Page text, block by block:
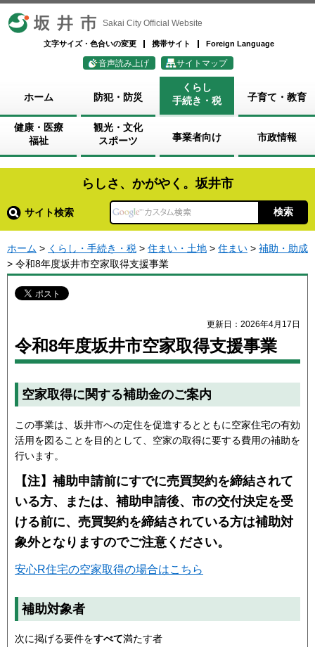
坂井市 Sakai City Official Website
文字サイズ・色合いの変更 携帯サイト Foreign Language
音声読み上げ サイトマップ
ホーム 防犯・防災
くらし
手続き・税
子育て・教育
健康・医療
福祉
観光・文化
スポーツ
事業者向け 市政情報
らしさ、かがやく。坂井市
サイト検索
ホーム > くらし・手続き・税 > 住まい・土地 > 住まい > 補助・助成
> 令和8年度坂井市空家取得支援事業
更新日：2026年4月17日
令和8年度坂井市空家取得支援事業
空家取得に関する補助金のご案内
この事業は、坂井市への定住を促進するとともに空家住宅の有効
活用を図ることを目的として、空家の取得に要する費用の補助を
行います。
【注】補助申請前にすでに売買契約を締結されて
いる方、または、補助申請後、市の交付決定を受
ける前に、売買契約を締結されている方は補助対
象外となりますのでご注意ください。
安心R住宅の空家取得の場合はこちら
補助対象者
次に掲げる要件をすべて満たす者